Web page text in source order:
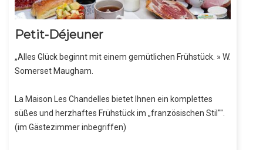
Petit-Déjeuner
„Alles Glück beginnt mit einem gemütlichen Frühstück. » W.
Somerset Maugham.
La Maison Les Chandelles bietet Ihnen ein komplettes
süßes und herzhaftes Frühstück im „französischen Stil"".
(im Gästezimmer inbegriffen)